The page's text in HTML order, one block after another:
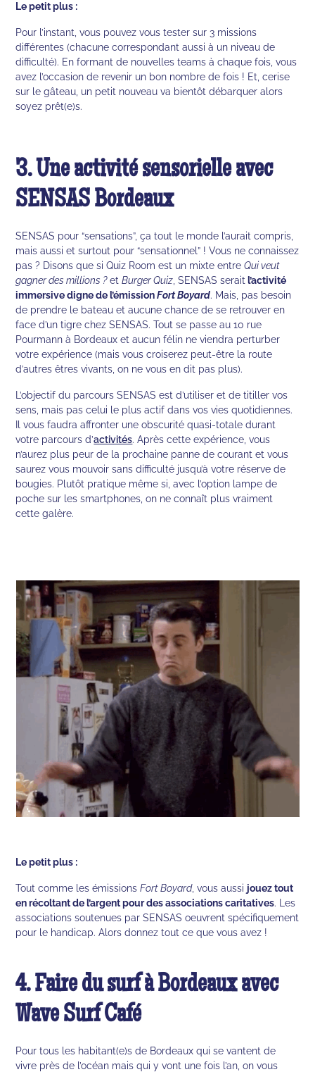
Le petit plus :
Pour l’instant, vous pouvez vous tester sur 3 missions
différentes (chacune correspondant aussi à un niveau de
difficulté). En formant de nouvelles teams à chaque fois, vous
avez l’occasion de revenir un bon nombre de fois ! Et, cerise
sur le gâteau, un petit nouveau va bientôt débarquer alors
soyez prêt(e)s.
3. Une activité sensorielle avec
SENSAS Bordeaux
SENSAS pour “sensations”, ça tout le monde l’aurait compris,
mais aussi et surtout pour “sensationnel” ! Vous ne connaissez
pas ? Disons que si Quiz Room est un mixte entreQui veut
gagner des millions ?etBurger Quiz , SENSAS serait l’activité
immersive digne de l’émissionFort Boyard. Mais, pas besoin
de prendre le bateau et aucune chance de se retrouver en
face d’un tigre chez SENSAS. Tout se passe au 10 rue
Pourmann à Bordeaux et aucun félin ne viendra perturber
votre expérience (mais vous croiserez peut-être la route
d’autres êtres vivants, on ne vous en dit pas plus).
L’objectif du parcours SENSAS est d’utiliser et de titiller vos
sens, mais pas celui le plus actif dans vos vies quotidiennes.
Il vous faudra affronter une obscurité quasi-totale durant
votre parcours d’activités. Après cette expérience, vous
n’aurez plus peur de la prochaine panne de courant et vous
saurez vous mouvoir sans difficulté jusqu’à votre réserve de
bougies. Plutôt pratique même si, avec l’option lampe de
poche sur les smartphones, on ne connaît plus vraiment
cette galère.
Le petit plus :
Tout comme les émissionsFort Boyard, vous aussi jouez tout
en récoltant de l’argent pour des associations caritatives. Les
associations soutenues par SENSAS oeuvrent spécifiquement
pour le handicap. Alors donnez tout ce que vous avez !
4. Faire du surf à Bordeaux avec
Wave Surf Café
Pour tous les habitant(e)s de Bordeaux qui se vantent de
vivre près de l’océan mais qui y vont une fois l’an, on vous